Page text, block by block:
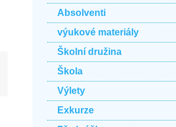
Absolventi
výukové materiály
Školní družina
Škola
Výlety
Exkurze